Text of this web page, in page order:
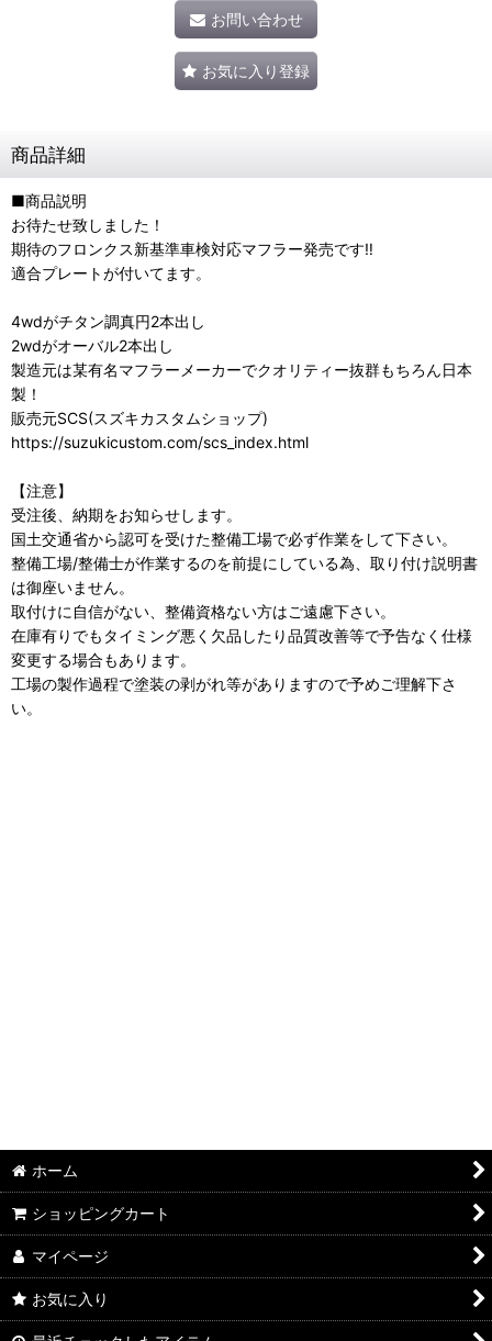
お問い合わせ
お気に入り登録
商品詳細
■商品説明
お待たせ致しました！
期待のフロンクス新基準車検対応マフラー発売です‼️
適合プレートが付いてます。
4wdがチタン調真円2本出し
2wdがオーバル2本出し
製造元は某有名マフラーメーカーでクオリティー抜群もちろん日本
製！
販売元SCS(スズキカスタムショップ)
https://suzukicustom.com/scs_index.html
【注意】
受注後、納期をお知らせします。
国土交通省から認可を受けた整備工場で必ず作業をして下さい。
整備工場/整備士が作業するのを前提にしている為、取り付け説明書
は御座いません。
取付けに自信がない、整備資格ない方はご遠慮下さい。
在庫有りでもタイミング悪く欠品したり品質改善等で予告なく仕様
変更する場合もあります。
工場の製作過程で塗装の剥がれ等がありますので予めご理解下さ
い。
ホーム
ショッピングカート
マイページ
お気に入り